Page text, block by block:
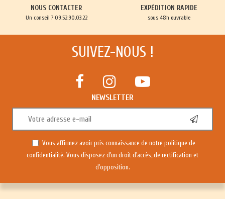
NOUS CONTACTER
Un conseil ? 09.52.90.03.22
EXPÉDITION RAPIDE
sous 48h ouvrable
SUIVEZ-NOUS !
NEWSLETTER
Vous affirmez avoir pris connaissance de notre politique de
confidentialité. Vous disposez d'un droit d'accès, de rectification et
d'opposition.